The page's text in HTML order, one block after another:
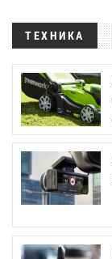
ТЕХНИКА